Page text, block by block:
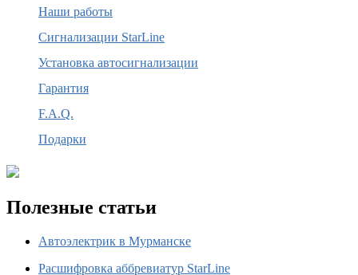
Наши работы
Сигнализации StarLine
Установка автосигнализации
Гарантия
F.A.Q.
Подарки
Полезные статьи
Автоэлектрик в Мурманске
Расшифровка аббревиатур StarLine